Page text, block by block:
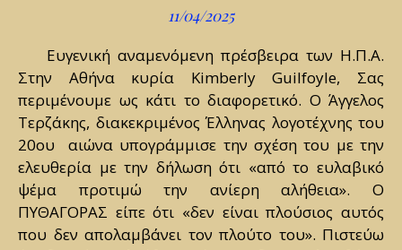
11/04/2025
Ευγενική αναμενόμενη πρέσβειρα των Η.Π.Α.
Στην Αθήνα κυρία Kimberly Guilfoyle, Σας
περιμένουμε ως κάτι το διαφορετικό. Ο Άγγελος
Τερζάκης, διακεκριμένος Έλληνας λογοτέχνης του
20ου αιώνα υπογράμμισε την σχέση του με την
ελευθερία με την δήλωση ότι «από το ευλαβικό
ψέμα προτιμώ την ανίερη αλήθεια». Ο
ΠΥΘΑΓΟΡΑΣ είπε ότι «δεν είναι πλούσιος αυτός
που δεν απολαμβάνει τον πλούτο του». Πιστεύω